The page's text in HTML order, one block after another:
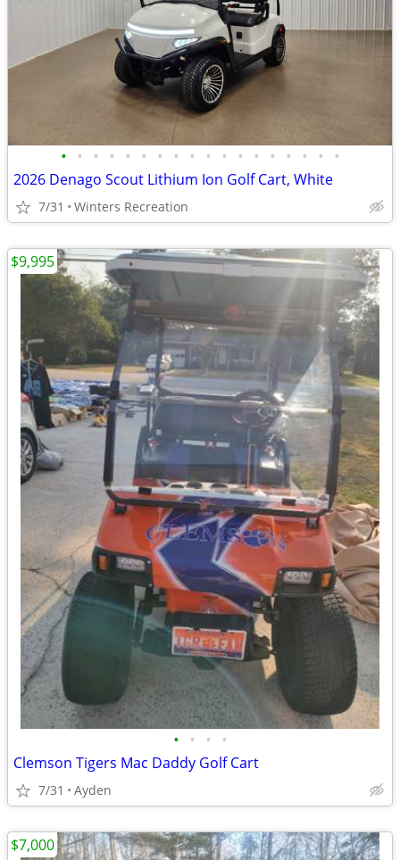
• • • • • • • • • • • • • • • • • •
2026 Denago Scout Lithium Ion Golf Cart, White
7/31 Winters Recreation
• • • •
Clemson Tigers Mac Daddy Golf Cart
7/31 Ayden
$9,995
$7,000